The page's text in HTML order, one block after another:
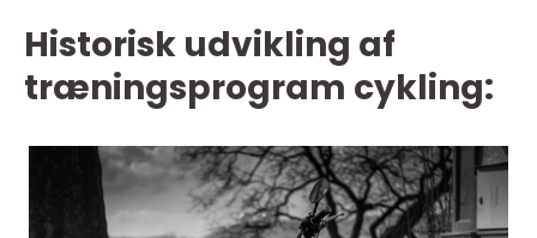
Historisk udvikling af
træningsprogram cykling: